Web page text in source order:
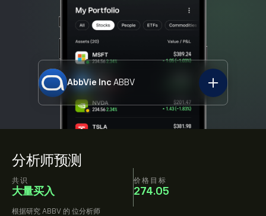
分析师预测
共识
大量买入
价格目标
274.05
根据研究 ABBV 的 位分析师
AbbVie Inc ABBV